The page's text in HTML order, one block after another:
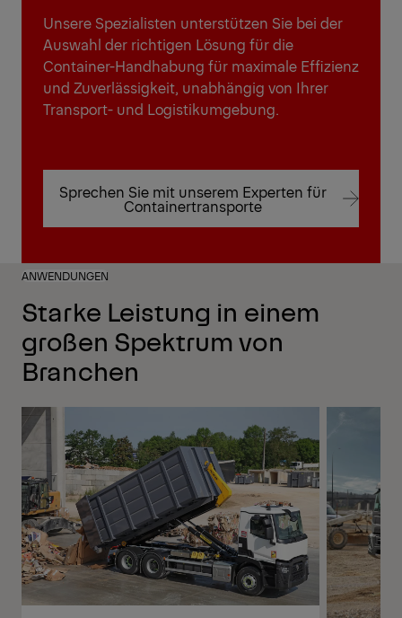
Unsere Spezialisten unterstützen Sie bei der
Auswahl der richtigen Lösung für die
Container-Handhabung für maximale Effizienz
und Zuverlässigkeit, unabhängig von Ihrer
Transport- und Logistikumgebung.
Sprechen Sie mit unserem Experten für
Containertransporte
Containertransporte
ANWENDUNGEN
Starke Leistung in einem
großen Spektrum von
Branchen